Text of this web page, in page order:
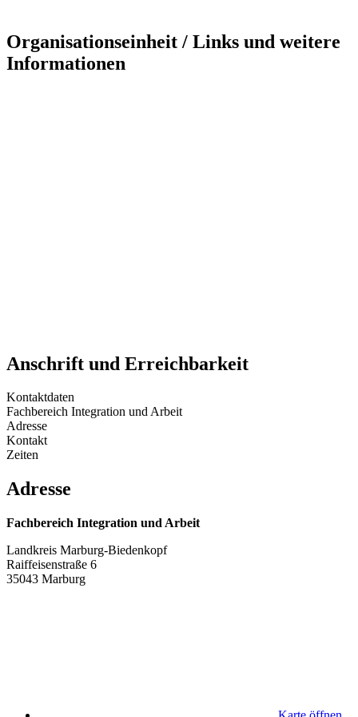
Organisationseinheit / Links und weitere
Informationen
Anschrift und Erreichbarkeit
Kontaktdaten
Fachbereich Integration und Arbeit
Adresse
Kontakt
Zeiten
Adresse
Fachbereich Integration und Arbeit
Landkreis Marburg-Biedenkopf
Raiffeisenstraße 6
35043 Marburg